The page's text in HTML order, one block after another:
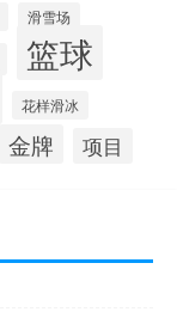
滑雪场
篮球
花样滑冰
金牌 项目